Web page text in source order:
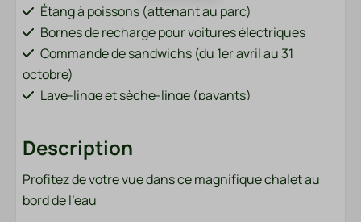
Étang à poissons (attenant au parc)
Bornes de recharge pour voitures électriques
Commande de sandwichs (du 1er avril au 31
octobre)
Lave-linge et sèche-linge (payants)
Bar/restaurant (du 1er avril au 31 octobre)
Pets
Description
Profitez de votre vue dans ce magnifique chalet au
bord de l'eau